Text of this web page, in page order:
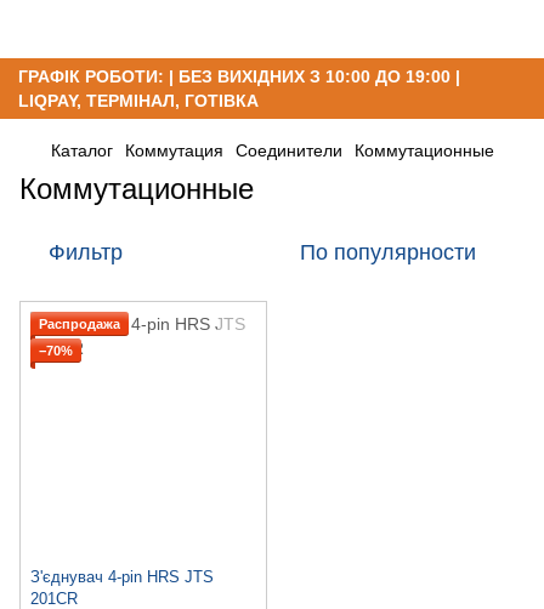
ГРАФІК РОБОТИ: | БЕЗ ВИХІДНИХ З 10:00 ДО 19:00 |
LIQPAY, ТЕРМІНАЛ, ГОТІВКА
Каталог Коммутация Соединители Коммутационные
Коммутационные
Фильтр По популярности
Распродажа
−70%
З'єднувач 4-pin HRS JTS
201CR